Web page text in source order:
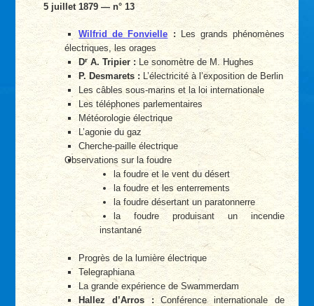
5 juillet 1879 — n° 13
Wilfrid de Fonvielle:Les grands phénomènes
électriques, les orages
Dr A. Tripier :Le sonomètre de M. Hughes
P. Desmarets : L’électricité à l’exposition de Berlin
Les câbles sous-marins et la loi internationale
Les téléphones parlementaires
Météorologie électrique
L’agonie du gaz
Cherche-paille électrique
Observations sur la foudre
la foudre et le vent du désert
la foudre et les enterrements
la foudre désertant un paratonnerre
la foudre produisant un incendie
instantané
Progrès de la lumière électrique
Telegraphiana
La grande expérience de Swammerdam
Hallez d’Arros :Conférence internationale de